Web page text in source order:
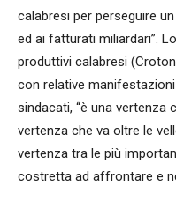
calabresi per perseguire
ed ai fatturati miliardari”.
produttivi calabresi
con relative
sindacati, “è una vertenza
vertenza che va oltre le
vertenza tra le più
costretta ad affrontare e